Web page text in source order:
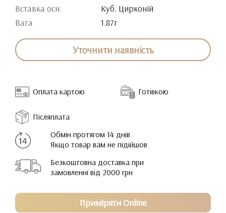
Вставка осн.
Куб. Цирконій
Вага
1.87г
Уточнити наявність
Оплата картою Готівкою
Післяплата
Обмін протягом 14 днів
Якщо товар вам не підійшов
Безкоштовна доставка при
замовленні від 2000 грн
Приміряти Online